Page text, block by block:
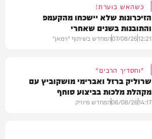
כשהאש בוערת!
הזיכרונות שלא יישכחו מהקעמפ
והתובנות בשנים שאחרי
12:21
07/08/26המחדש בשיתוף "וימאן"
"וחסדיך הרבים"
שרוליק ברזל ואברימי מושקוביץ עם
מקהלת מלכות בביצוע סוחף
14:17
06/08/26המחדש מיוזיק